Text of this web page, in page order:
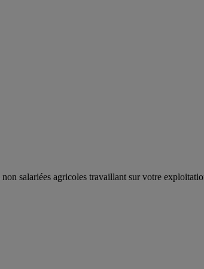
salariées agricoles travaillant sur votre